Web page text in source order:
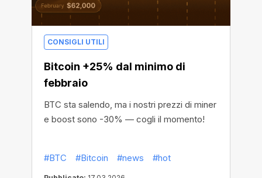
CONSIGLI UTILI
Bitcoin +25% dal minimo di
febbraio
BTC sta salendo, ma i nostri prezzi di miner
e boost sono -30% — cogli il momento!
#BTC #Bitcoin #news #hot